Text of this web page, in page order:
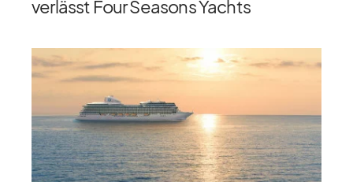
verlässt Four Seasons Yachts